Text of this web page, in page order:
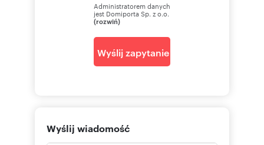
Administratorem danych
jest Domiporta Sp. z o.o.
(rozwiń)
Wyślij zapytanie
Wyślij wiadomość